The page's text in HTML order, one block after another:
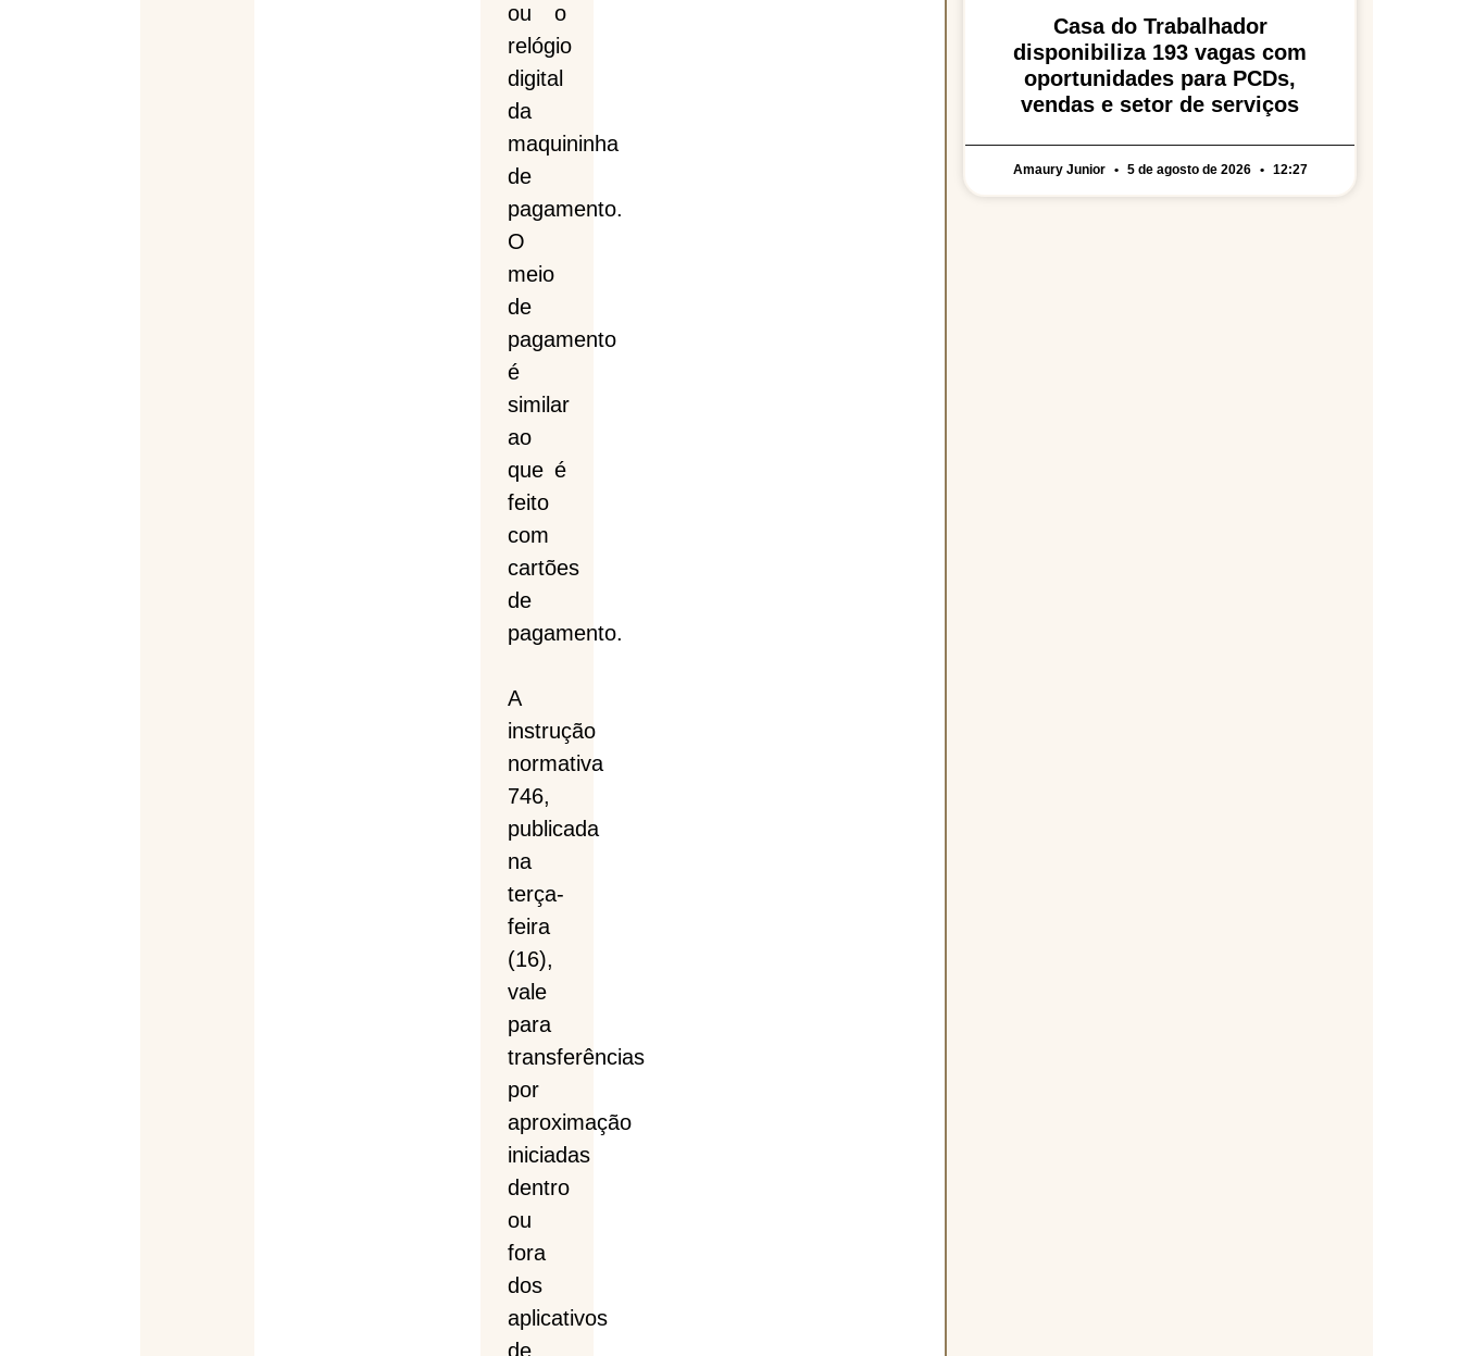
ou o
relógio
digital
da
maquininha
de
pagamento.
O
meio
de
pagamento
é
similar
ao
que é
feito
com
cartões
de
pagamento.
A
instrução
normativa
746,
publicada
na
terça-
feira
(16),
vale
para
transferências
por
aproximação
iniciadas
dentro
ou
fora
dos
aplicativos
de
Casa do Trabalhador
disponibiliza 193 vagas com
oportunidades para PCDs,
vendas e setor de serviços
Amaury Junior 5 de agosto de 2026 12:27